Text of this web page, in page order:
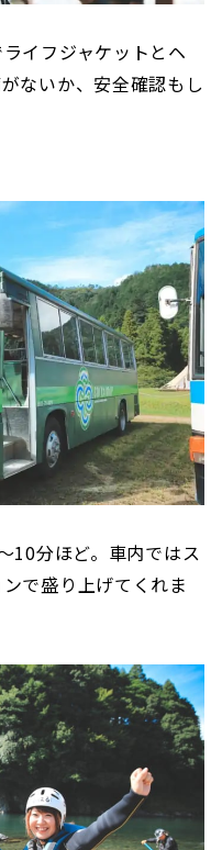
イフジャケットとヘ
ないか、安全確認もし
10分ほど。車内ではス
で盛り上げてくれま